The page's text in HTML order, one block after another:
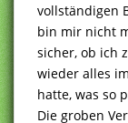
vollständigen
bin mir nicht
sicher, ob ich
wieder alles
hatte, was so
Die groben